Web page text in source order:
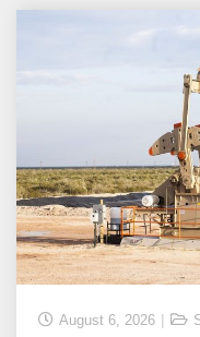
August 6, 2026